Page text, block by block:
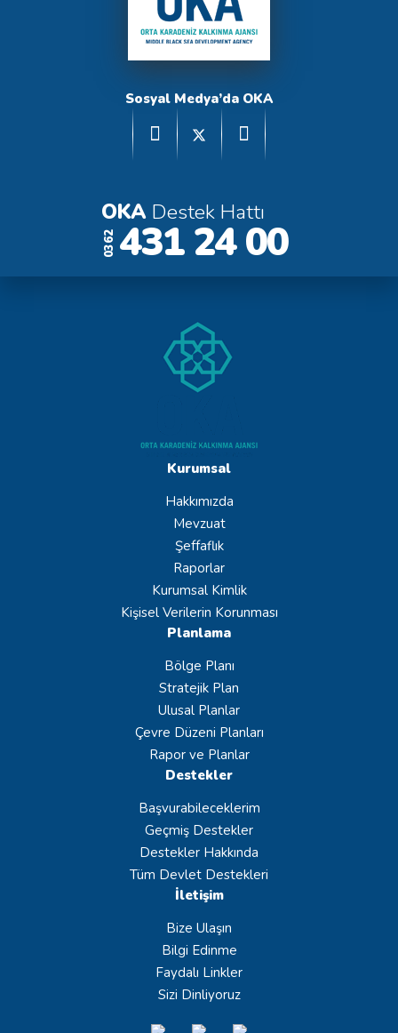
Sosyal Medya’da OKA
OKA Destek Hattı
0362 431 24 00
Kurumsal
Hakkımızda
Mevzuat
Şeffaflık
Raporlar
Kurumsal Kimlik
Kişisel Verilerin Korunması
Planlama
Bölge Planı
Stratejik Plan
Ulusal Planlar
Çevre Düzeni Planları
Rapor ve Planlar
Destekler
Başvurabileceklerim
Geçmiş Destekler
Destekler Hakkında
Tüm Devlet Destekleri
İletişim
Bize Ulaşın
Bilgi Edinme
Faydalı Linkler
Sizi Dinliyoruz